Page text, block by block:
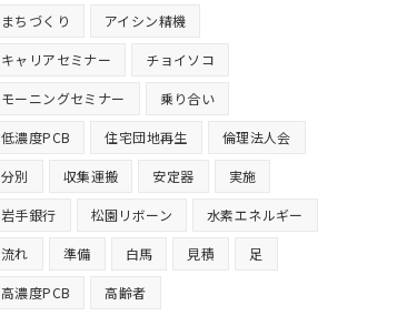
まちづくり アイシン精機
キャリアセミナー チョイソコ
モーニングセミナー 乗り合い
低濃度PCB 住宅団地再生 倫理法人会
分別 収集運搬 安定器 実施
岩手銀行 松園リボーン 水素エネルギー
流れ 準備 白馬 見積 足
高濃度PCB 高齢者